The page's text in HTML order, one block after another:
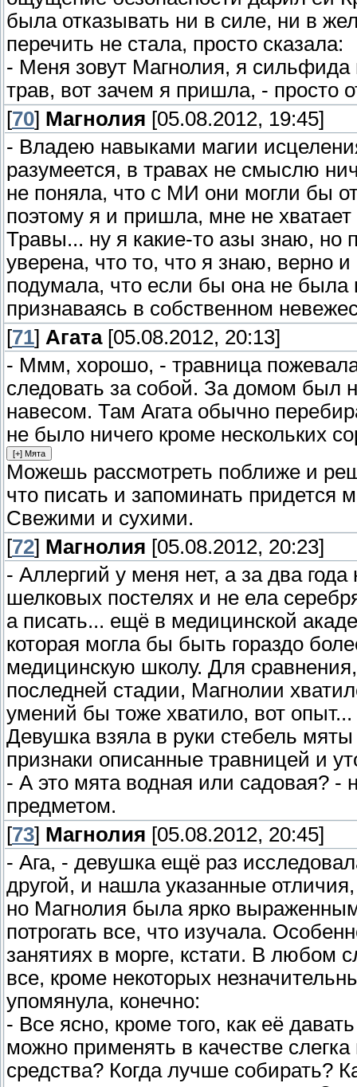
была отказывать ни в силе, ни в
перечить не стала, просто сказала:
- Меня зовут Магнолия, я
трав, вот зачем я пришла, - просто
[70] Магнолия [05.08.2012, 19:45]
- Владею навыками магии
разумеется, в травах не смыслю
не поняла, что с МИ они могли бы
поэтому я и пришла, мне не
Травы... ну я какие-то азы знаю, но
уверена, что то, что я знаю, верно
подумала, что если бы она не
признаваясь в собственном
[71] Агата[05.08.2012, 20:13]
- Ммм, хорошо, - травница пожевала
следовать за собой. За домом был
навесом. Там Агата обычно
не было ничего кроме нескольких
Можешь рассмотреть поближе и
что писать и запоминать придется
Свежими и сухими.
[72] Магнолия [05.08.2012, 20:23]
- Аллергий у меня нет, а за два
шелковых постелях и не ела
а писать... ещё в медицинской
которая могла бы быть гораздо
медицинскую школу. Для
последней стадии, Магнолии
умений бы тоже хватило, вот
Девушка взяла в руки стебель
признаки описанные травницей и
- А это мята водная или садовая? -
предметом.
[73] Магнолия [05.08.2012, 20:45]
- Ага, - девушка ещё раз
другой, и нашла указанные
но Магнолия была ярко
потрогать все, что изучала.
занятиях в морге, кстати. В любом
все, кроме некоторых
упомянула, конечно:
- Все ясно, кроме того, как её
можно применять в качестве
средства? Когда лучше собирать?